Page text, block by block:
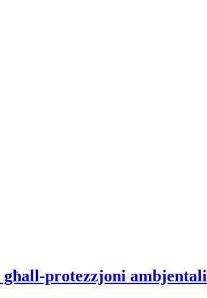
protezzjoni ambjentali